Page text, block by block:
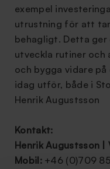
exempel
utrustning för att
behagligt. Detta
utveckla rutiner och
och bygga vidare
idag utför, både i
Henrik Augustsson
Kontakt:
Henrik Augustsson |
Mobil:+46 (0)709